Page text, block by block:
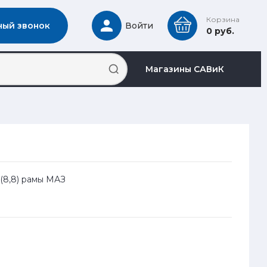
звонок Войти
Корзина
0 руб.
Магазины САВиК
(8,8) рамы МАЗ